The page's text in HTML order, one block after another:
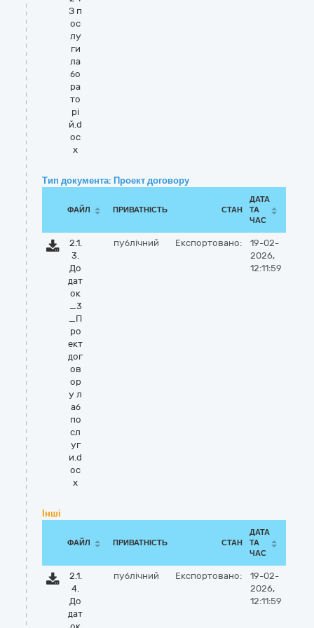
З п
ос
лу
ги
ла
бо
ра
то
рі
й.d
oc
x
Тип документа: Проект договору
ФАЙЛ ПРИВАТНІСТЬ СТАН
ДАТА
ТА
ЧАС
2.1.
3.
До
дат
ок
_3
_П
ро
ект
дог
ов
ор
у л
аб
по
сл
уг
и.d
oc
x
публічний Експортовано:
19-02-
2026,
12:11:59
Інші
ФАЙЛ ПРИВАТНІСТЬ СТАН
ДАТА
ТА
ЧАС
2.1.
4.
До
дат
публічний Експортовано:
19-02-
2026,
12:11:59